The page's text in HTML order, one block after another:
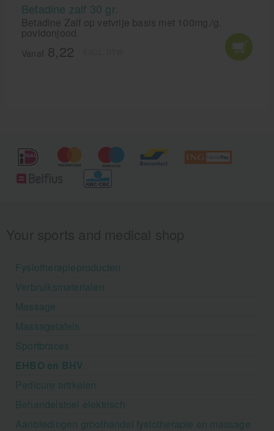
Betadine zalf 30 gr.
Betadine Zalf op vetvrije basis met 100mg./g.
povidonjood.
Vanaf 8,22
Fysiotherapieproducten
Verbruiksmaterialen
Massage
Massagetafels
Sportbraces
EHBO en BHV
Pedicure artikelen
Behandelstoel elektrisch
Aanbiedingen groothandel fysiotherapie en massage